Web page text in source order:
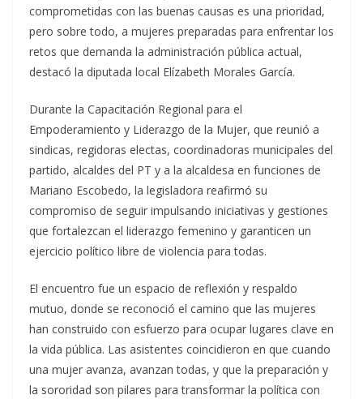
comprometidas con las buenas causas es una prioridad,
pero sobre todo, a mujeres preparadas para enfrentar los
retos que demanda la administración pública actual,
destacó la diputada local Elízabeth Morales García.
Durante la Capacitación Regional para el
Empoderamiento y Liderazgo de la Mujer, que reunió a
sindicas, regidoras electas, coordinadoras municipales del
partido, alcaldes del PT y a la alcaldesa en funciones de
Mariano Escobedo, la legisladora reafirmó su
compromiso de seguir impulsando iniciativas y gestiones
que fortalezcan el liderazgo femenino y garanticen un
ejercicio político libre de violencia para todas.
El encuentro fue un espacio de reflexión y respaldo
mutuo, donde se reconoció el camino que las mujeres
han construido con esfuerzo para ocupar lugares clave en
la vida pública. Las asistentes coincidieron en que cuando
una mujer avanza, avanzan todas, y que la preparación y
la sororidad son pilares para transformar la política con